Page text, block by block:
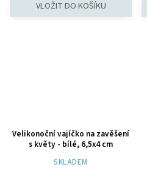
Velikonoční vajíčko na zavěšení
s květy - bílé, 6,5x4 cm
SKLADEM